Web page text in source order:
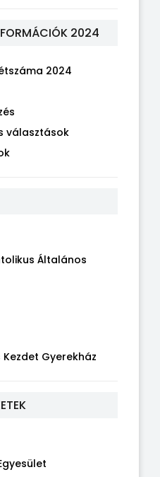
2024
2024
választások
Általános
Gyerekház